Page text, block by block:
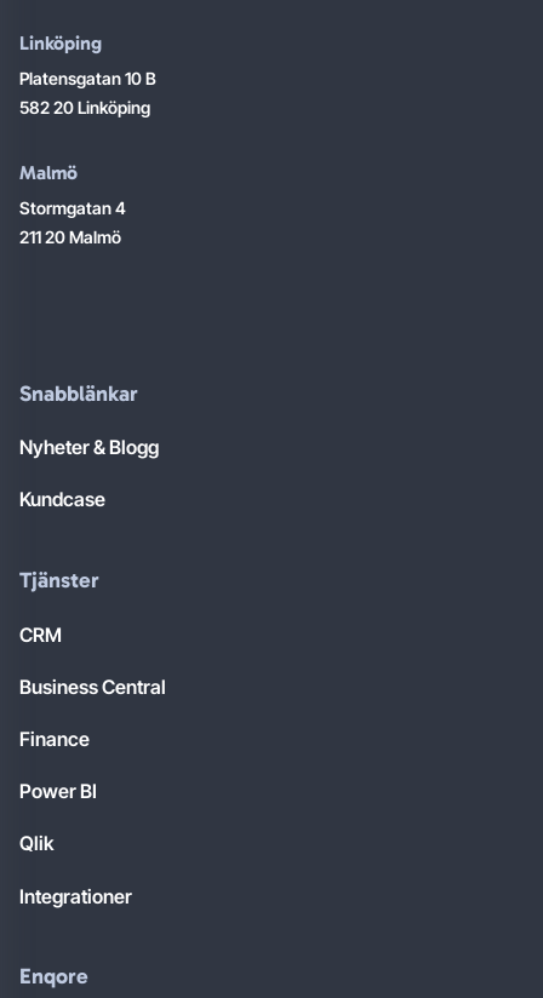
Linköping
Platensgatan 10 B
582 20 Linköping
Malmö
Stormgatan 4
211 20 Malmö
Snabblänkar
Nyheter & Blogg
Kundcase
Tjänster
CRM
Business Central
Finance
Power BI
Qlik
Integrationer
Enqore